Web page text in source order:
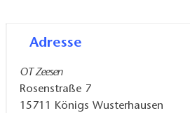
frischen Kaffee oder Tee
Natürlich können Sie die Tour
Überraschung an Ihre Liebsten
Adresse
OT Zeesen
Rosenstraße 7
15711
Königs Wusterhausen